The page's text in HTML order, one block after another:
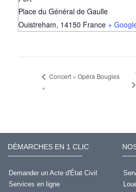
Place du Général de Gaulle
Ouistreham, 14150 France +
Concert « Opéra Bougies
»
DÉMARCHES EN 1 CLIC
Demander un Acte d'État Civil
Services en ligne